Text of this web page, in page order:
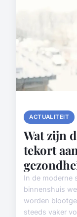
ACTUALITEIT
Wat zijn
tekort
In de moderne
binnenshuis
worden
steeds vaker